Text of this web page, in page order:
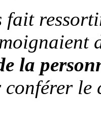
fait
la
le